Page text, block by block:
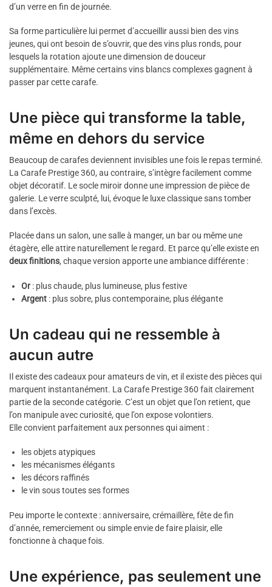
d’un verre en fin de journée.
Sa forme particulière lui permet d’accueillir aussi bien des vins
jeunes, qui ont besoin de s’ouvrir, que des vins plus ronds, pour
lesquels la rotation ajoute une dimension de douceur
supplémentaire. Même certains vins blancs complexes gagnent à
passer par cette carafe.
Une pièce qui transforme la table,
même en dehors du service
Beaucoup de carafes deviennent invisibles une fois le repas terminé.
La Carafe Prestige 360, au contraire, s’intègre facilement comme
objet décoratif. Le socle miroir donne une impression de pièce de
galerie. Le verre sculpté, lui, évoque le luxe classique sans tomber
dans l’excès.
Placée dans un salon, une salle à manger, un bar ou même une
étagère, elle attire naturellement le regard. Et parce qu’elle existe en
deux finitions, chaque version apporte une ambiance différente :
Or : plus chaude, plus lumineuse, plus festive
Argent : plus sobre, plus contemporaine, plus élégante
Un cadeau qui ne ressemble à
aucun autre
Il existe des cadeaux pour amateurs de vin, et il existe des pièces qui
marquent instantanément. La Carafe Prestige 360 fait clairement
partie de la seconde catégorie. C’est un objet que l’on retient, que
l’on manipule avec curiosité, que l’on expose volontiers.
Elle convient parfaitement aux personnes qui aiment :
les objets atypiques
les mécanismes élégants
les décors raffinés
le vin sous toutes ses formes
Peu importe le contexte : anniversaire, crémaillère, fête de fin
d’année, remerciement ou simple envie de faire plaisir, elle
fonctionne à chaque fois.
Une expérience, pas seulement une